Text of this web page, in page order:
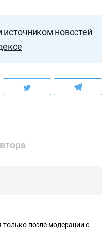
новостей
после модерации с